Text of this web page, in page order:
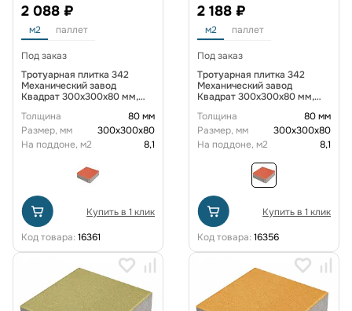
2 088 ₽
м2 паллет
Под заказ
Тротуарная плитка 342
Механический завод
Квадрат 300х300х80 мм,
Толщина
80 мм
Размер, мм
300х300х80
На поддоне, м2
8,1
Купить в 1 клик
Код товара: 16361
2 188 ₽
м2 паллет
Под заказ
Тротуарная плитка 342
Механический завод
Квадрат 300х300х80 мм,
Толщина
80 мм
Размер, мм
300х300х80
На поддоне, м2
8,1
Купить в 1 клик
Код товара: 16356